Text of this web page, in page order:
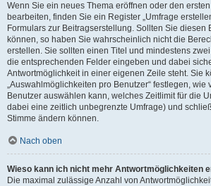
Wenn Sie ein neues Thema eröffnen oder den
bearbeiten, finden Sie ein Register „Umfrage
Formulars zur Beitragserstellung. Sollten Sie diesen
können, so haben Sie wahrscheinlich nicht die
erstellen. Sie sollten einen Titel und mindestens
die entsprechenden Felder eingeben und dabei
Antwortmöglichkeit in einer eigenen Zeile steht. Sie
„Auswahlmöglichkeiten pro Benutzer“ festlegen, wie
Benutzer auswählen kann, welches Zeitlimit für die
dabei eine zeitlich unbegrenzte Umfrage) und
Stimme ändern können.
Nach oben
Wieso kann ich nicht mehr Antwortmöglichkeiten
Die maximal zulässige Anzahl von